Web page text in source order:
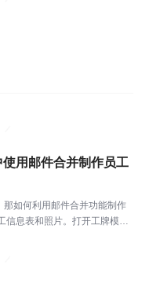
用邮件合并制作员工
那如何利用邮件合并功能制作
信息表和照片。打开工牌模